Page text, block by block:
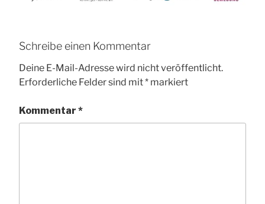
Schreibe einen Kommentar
Deine E-Mail-Adresse wird nicht veröffentlicht.
Erforderliche Felder sind mit* markiert
Kommentar *